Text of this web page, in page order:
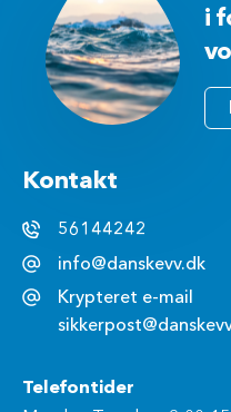
i
Kontakt
56144242
info@danskevv.dk
Krypteret e-mail
Telefontider